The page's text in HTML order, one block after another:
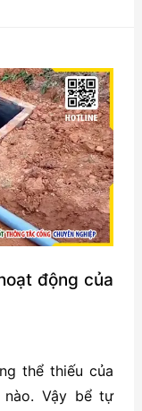
động của
thể thiếu của
Vậy bể tự